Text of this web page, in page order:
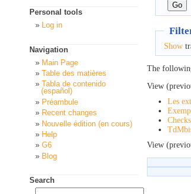
Show
The
View
Les
View
Personal tools
Log in
Navigation
Main Page
Table des matières
Tabla de contenido
(español)
Préambule
Recent changes
Nouvelle édition (en cours)
Help
G6
Blog
Search